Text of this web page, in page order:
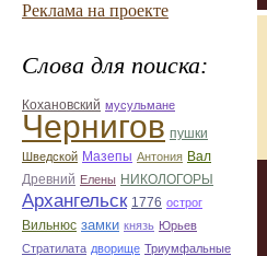
Реклама на проекте
Слова для поиска:
Кохановский мусульмане
Чернигов пушки
Шведской Мазепы Антония Вал
Древний Елены НИКОЛОГОРЫ
Архангельск 1776 острог
Вильнюс замки князь Юрьев
Стратилата дворище Триумфальные